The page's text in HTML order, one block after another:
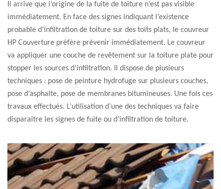
Il arrive que l’origine de la fuite de toiture n’est pas visible
immédiatement. En face des signes indiquant l’existence
probable d’infiltration de toiture sur des toits plats, le couvreur
HP Couverture préfère prévenir immédiatement. Le couvreur
va appliquer une couche de revêtement sur la toiture plate pour
stopper les sources d’infiltration. Il dispose de plusieurs
techniques : pose de peinture hydrofuge sur plusieurs couches,
pose d’asphalte, pose de membranes bitumineuses. Une fois ces
travaux effectués. L’utilisation d’une des techniques va faire
disparaitre les signes de fuite ou d’infiltration de toiture.